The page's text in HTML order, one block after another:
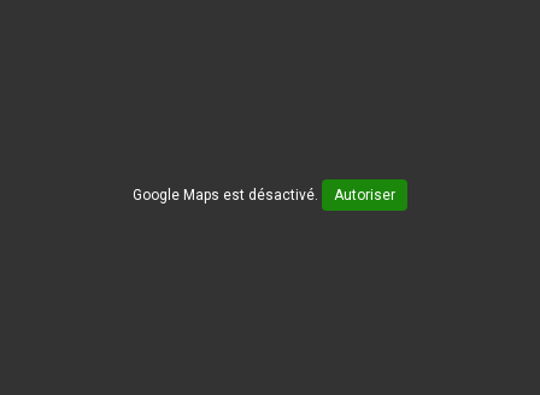
Google Maps est désactivé. Autoriser